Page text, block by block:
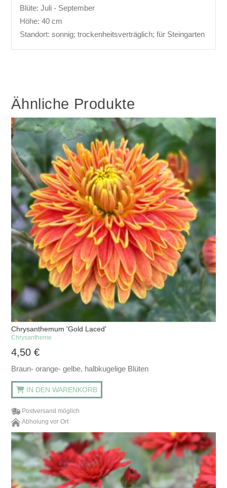
Blüte: Juli - September
Höhe: 40 cm
Standort: sonnig; trockenheitsverträglich; für Steingarten
Ähnliche Produkte
Chrysanthemum 'Gold Laced'
Chrysantheme
4,50€
Braun- orange- gelbe, halbkugelige Blüten
IN DEN WARENKORB
Postversand möglich
Abholung vor Ort